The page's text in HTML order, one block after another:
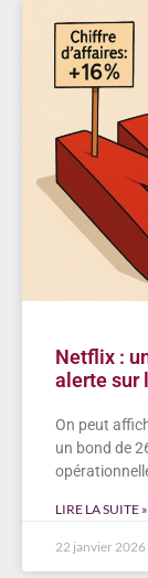
Netflix :
alerte sur
On peut
un bond de
LIRE LA SUITE »
22 janvier 2026